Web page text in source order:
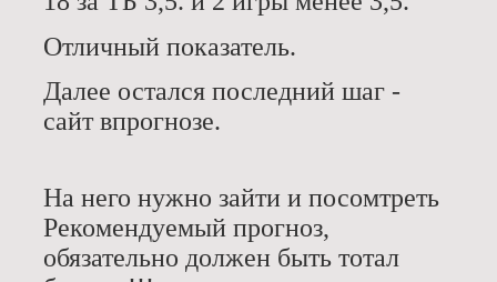
Отличный показатель.
Далее остался последний шаг -
сайт впрогнозе.
На него нужно зайти и посомтреть
Рекомендуемый прогноз,
обязательно должен быть тотал